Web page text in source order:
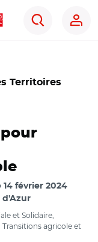
Rechercher
Territoires
14 février 2024
d'Azur
et Solidaire,
agricole et